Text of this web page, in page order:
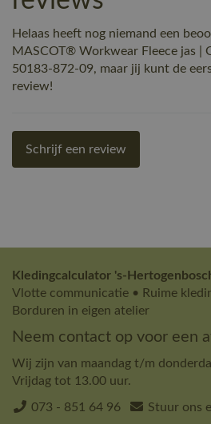
Helaas heeft nog niemand een
MASCOT® Workwear Fleece jas |
50183-872-09, maar jij kunt de
review!
Schrijf een review
Kledingcalculator 's-
Vlotte communicatie • Ruime
Borduren in eigen atelier
Neem contact op voor een
Wij zijn van maandag t/m
Vrijdag tot 13.00 uur.
073 - 851 64 96 Stuur ons